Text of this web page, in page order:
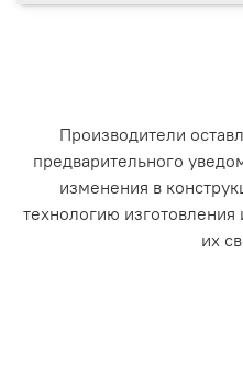
Производители
предварительного
изменения в
технологию
их